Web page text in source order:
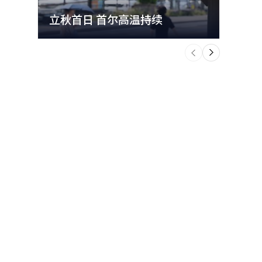
立秋首日 首尔高温持续
下
一
个